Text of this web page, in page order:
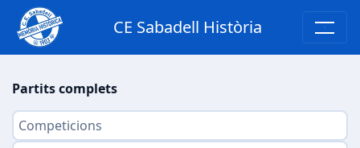
CE Sabadell Història
Partits complets